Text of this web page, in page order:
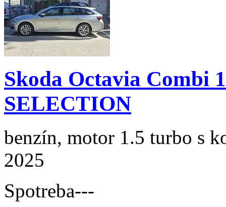
Skoda Octavia Combi
SELECTION
benzín, motor 1.5 turbo s
2025
Spotreba---